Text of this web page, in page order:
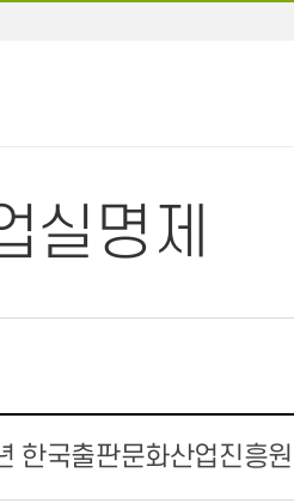
실명제
한국출판문화산업진흥